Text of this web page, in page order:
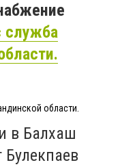
служба
области.
в Балхаш